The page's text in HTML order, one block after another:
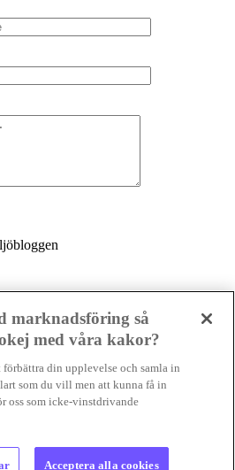
framåt genom nyhetsbevakning
vårt arbete – och vi hoppas att
vill hjälpa oss.
marknadsföring så
med våra kakor?
din upplevelse och samla in
som du vill men att kunna få in
oss som icke-vinstdrivande
Acceptera alla cookies